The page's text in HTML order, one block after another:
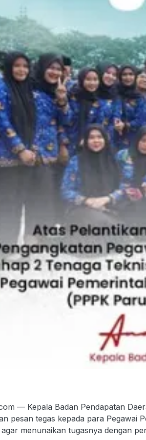
— Kepala Badan Pendapatan
pesan tegas kepada para Pegawai
menunaikan tugasnya dengan